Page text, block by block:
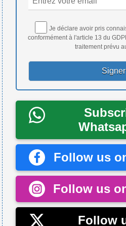
Je déclare avoir pris
conformément à l'article 13 du
traitement prévu
Follow us
Follow us
Follow